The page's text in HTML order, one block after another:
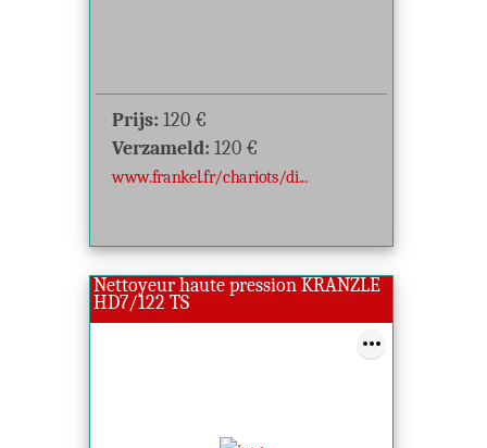
Prijs: 120 €
Verzameld: 120 €
www.frankel.fr/chariots/di...
Nettoyeur haute pression KRANZLE
HD7/122 TS